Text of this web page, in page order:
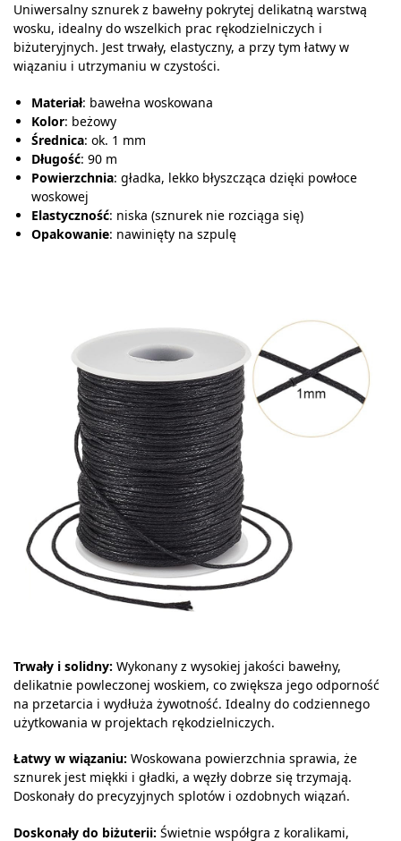
Uniwersalny sznurek z bawełny pokrytej delikatną warstwą
wosku, idealny do wszelkich prac rękodzielniczych i
biżuteryjnych. Jest trwały, elastyczny, a przy tym łatwy w
wiązaniu i utrzymaniu w czystości.
Materiał: bawełna woskowana
Kolor: beżowy
Średnica: ok. 1 mm
Długość: 90 m
Powierzchnia: gładka, lekko błyszcząca dzięki powłoce
woskowej
Elastyczność: niska (sznurek nie rozciąga się)
Opakowanie: nawinięty na szpulę
Trwały i solidny: Wykonany z wysokiej jakości bawełny,
delikatnie powleczonej woskiem, co zwiększa jego odporność
na przetarcia i wydłuża żywotność. Idealny do codziennego
użytkowania w projektach rękodzielniczych.
Łatwy w wiązaniu: Woskowana powierzchnia sprawia, że
sznurek jest miękki i gładki, a węzły dobrze się trzymają.
Doskonały do precyzyjnych splotów i ozdobnych wiązań.
Doskonały do biżuterii: Świetnie współgra z koralikami,